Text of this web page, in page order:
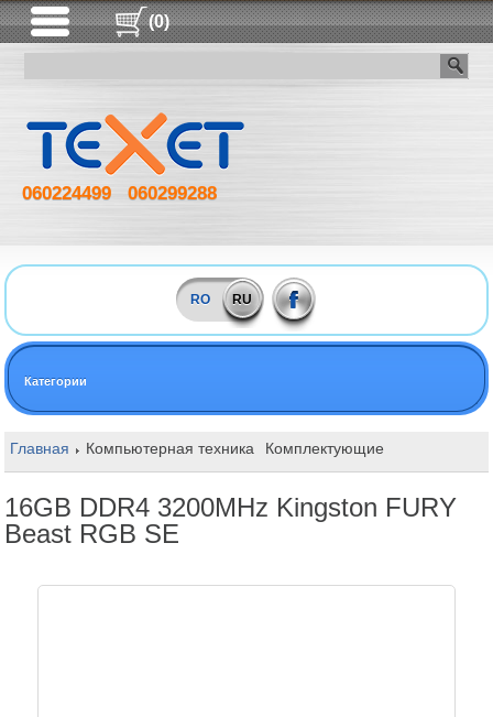
(0)
060224499 060299288
RO RU
Категории
Главная Компьютерная техника Комплектующие
16GB DDR4 3200MHz Kingston FURY
Beast RGB SE